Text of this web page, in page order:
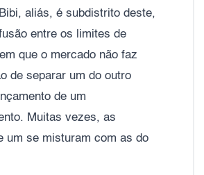
aliás, é subdistrito deste,
entre os limites de
que o mercado não faz
de separar um do outro
de um
Muitas vezes, as
um se misturam com as do